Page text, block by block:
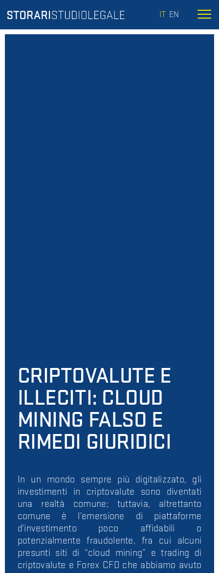
IT EN
CRIPTOVALUTE E
ILLECITI: CLOUD
MINING FALSO E
RIMEDI GIURIDICI
In un mondo sempre più digitalizzato, gli
investimenti in criptovalute sono diventati
una realtà comune; tuttavia, altrettanto
comune è l’emersione di piattaforme
d’investimento poco affidabili o
potenzialmente fraudolente, fra cui alcuni
presunti siti di “cloud mining” e trading di
criptovalute e Forex CFD che abbiamo avuto